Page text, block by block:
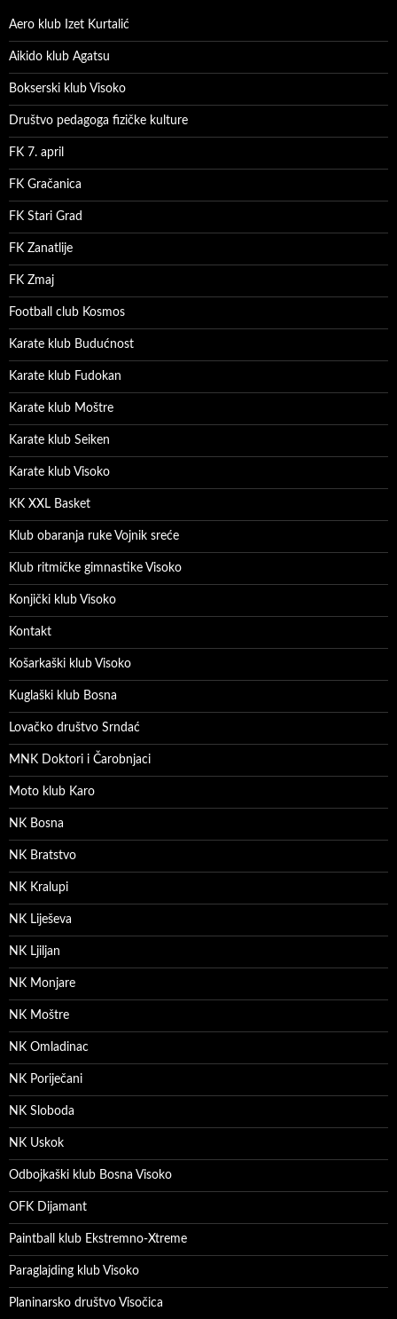
Aero klub Izet Kurtalić
Aikido klub Agatsu
Bokserski klub Visoko
Društvo pedagoga fizičke kulture
FK 7. april
FK Gračanica
FK Stari Grad
FK Zanatlije
FK Zmaj
Football club Kosmos
Karate klub Budućnost
Karate klub Fudokan
Karate klub Moštre
Karate klub Seiken
Karate klub Visoko
KK XXL Basket
Klub obaranja ruke Vojnik sreće
Klub ritmičke gimnastike Visoko
Konjički klub Visoko
Kontakt
Košarkaški klub Visoko
Kuglaški klub Bosna
Lovačko društvo Srndać
MNK Doktori i Čarobnjaci
Moto klub Karo
NK Bosna
NK Bratstvo
NK Kralupi
NK Liješeva
NK Ljiljan
NK Monjare
NK Moštre
NK Omladinac
NK Poriječani
NK Sloboda
NK Uskok
Odbojkaški klub Bosna Visoko
OFK Dijamant
Paintball klub Ekstremno-Xtreme
Paraglajding klub Visoko
Planinarsko društvo Visočica